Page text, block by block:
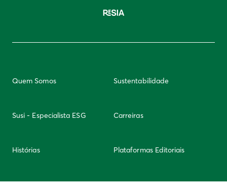
Quem Somos Sustentabilidade
Susi - Especialista ESG Carreiras
Histórias Plataformas Editoriais
Newsletter Integridade